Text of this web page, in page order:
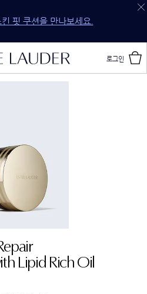
핏 쿠션을 만나보세요.
로그인
Lipid Rich Oil